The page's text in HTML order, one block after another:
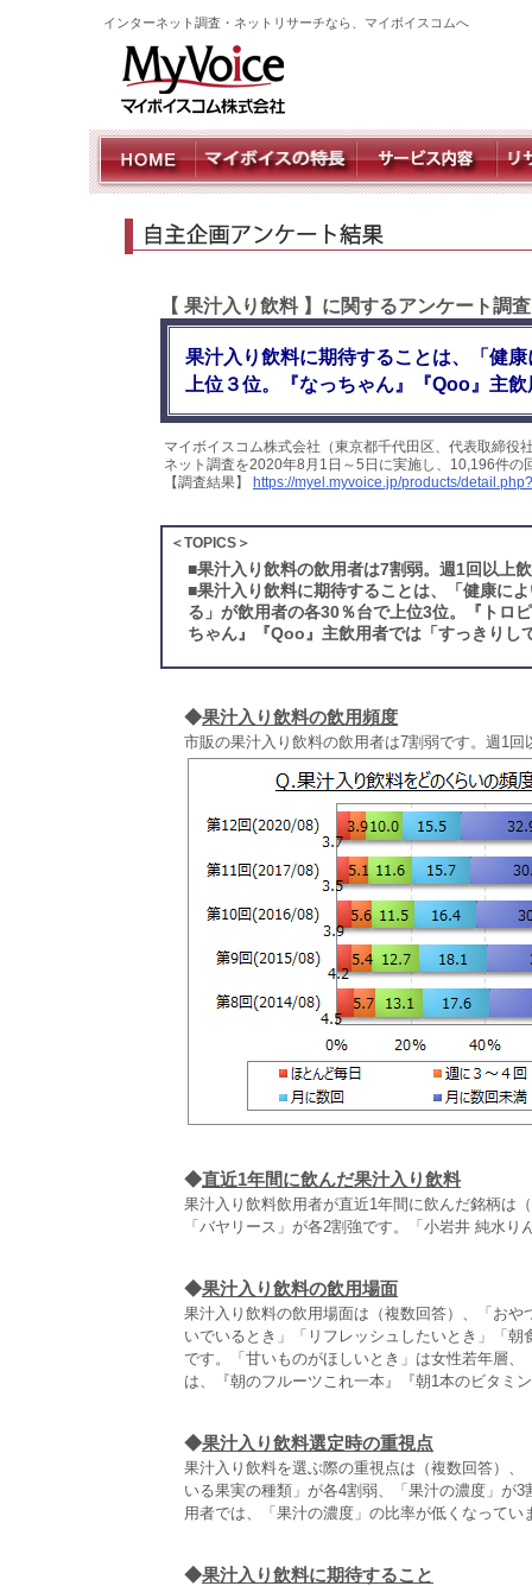
インターネット調査・ネットリサーチなら、マイボイスコムへ
【 果汁入り飲料 】に関するアンケート調
果汁入り飲料に期待することは、「健
上位３位。『なっちゃん』『Qoo』主
マイボイスコム株式会社（東京都千代田区、代表取締
ネット調査を2020年8月1日～5日に実施し、10,196件
【調査結果】
https://myel.myvoice.jp/products/
＜TOPICS＞
■果汁入り飲料の飲用者は7割弱。週1回以上
■果汁入り飲料に期待することは、「健康に
る」が飲用者の各30％台で上位3位。『トロ
ちゃん』『Qoo』主飲用者では「すっきりし
◆果汁入り飲料の飲用頻度
市販の果汁入り飲料の飲用者は7割弱です。週1
◆直近1年間に飲んだ果汁入り飲料
果汁入り飲料飲用者が直近1年間に飲んだ銘柄は
「バヤリース」が各2割強です。「小岩井 純水
◆果汁入り飲料の飲用場面
果汁入り飲料の飲用場面は（複数回答）、「お
いでいるとき」「リフレッシュしたいとき」「
です。「甘いものがほしいとき」は女性若年層
は、『朝のフルーツこれ一本』『朝1本のビタミ
◆果汁入り飲料選定時の重視点
果汁入り飲料を選ぶ際の重視点は（複数回答）
いる果実の種類」が各4割弱、「果汁の濃度」が
用者では、「果汁の濃度」の比率が低くなってい
◆果汁入り飲料に期待すること